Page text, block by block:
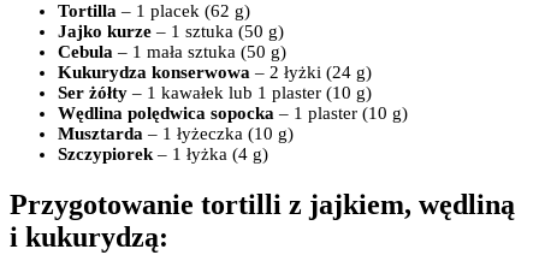
Tortilla – 1 placek (62 g)
Jajko kurze – 1 sztuka (50 g)
Cebula – 1 mała sztuka (50 g)
Kukurydza konserwowa – 2 łyżki (24 g)
Ser żółty – 1 kawałek lub 1 plaster (10 g)
Wędlina polędwica sopocka – 1 plaster (10 g)
Musztarda – 1 łyżeczka (10 g)
Szczypiorek– 1 łyżka (4 g)
Przygotowanie tortilli z jajkiem, wędliną
i kukurydzą: